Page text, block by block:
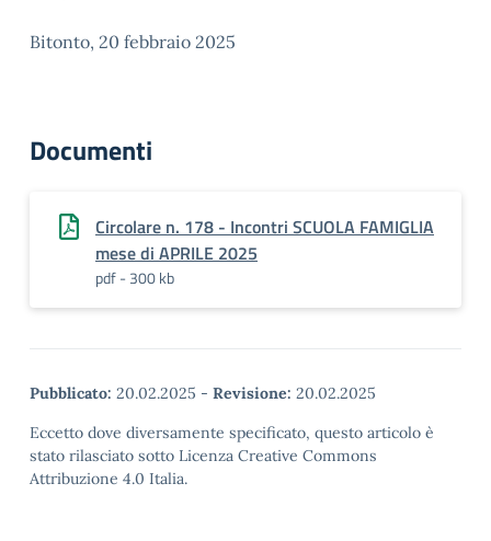
Bitonto, 20 febbraio 2025
Documenti
Circolare n. 178 - Incontri SCUOLA FAMIGLIA
mese di APRILE 2025
pdf - 300 kb
Pubblicato: 20.02.2025 - Revisione: 20.02.2025
Eccetto dove diversamente specificato, questo articolo è
stato rilasciato sotto Licenza Creative Commons
Attribuzione 4.0 Italia.